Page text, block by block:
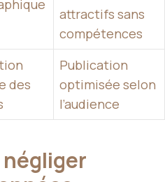
attractifs sans
compétences
des
Publication
optimisée selon
l’audience
négliger